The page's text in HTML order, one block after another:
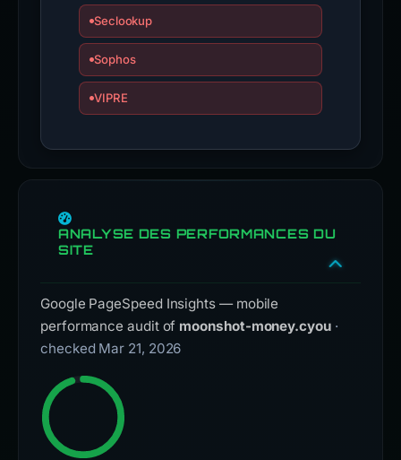
Seclookup
Sophos
VIPRE
ANALYSE DES PERFORMANCES DU
SITE
Google PageSpeed Insights — mobile
performance audit of moonshot-money.cyou ·
checked Mar 21, 2026